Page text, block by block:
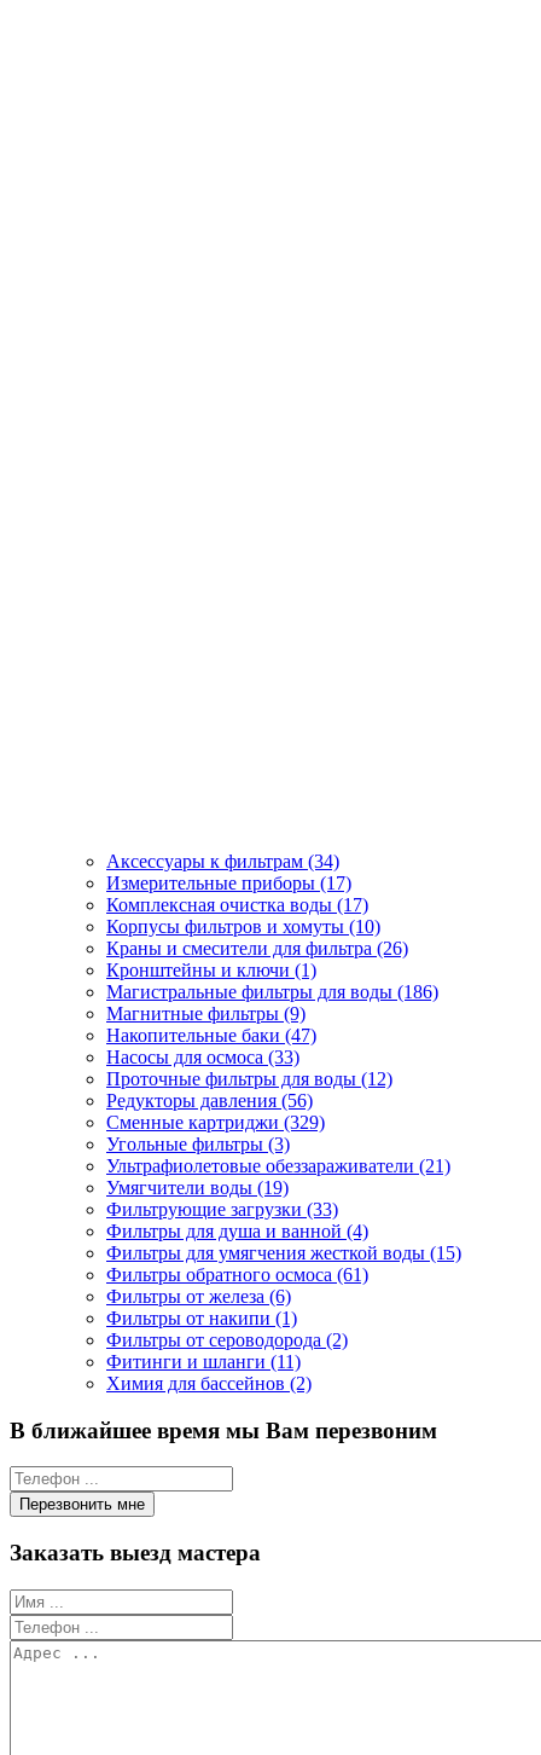
Аксессуары к фильтрам (34)
Измерительные приборы (17)
Комплексная очистка воды (17)
Корпусы фильтров и хомуты (10)
Краны и смесители для фильтра (26)
Кронштейны и ключи (1)
Магистральные фильтры для воды (186)
Магнитные фильтры (9)
Накопительные баки (47)
Насосы для осмоса (33)
Проточные фильтры для воды (12)
Редукторы давления (56)
Сменные картриджи (329)
Угольные фильтры (3)
Ультрафиолетовые обеззараживатели (21)
Умягчители воды (19)
Фильтрующие загрузки (33)
Фильтры для душа и ванной (4)
Фильтры для умягчения жесткой воды (15)
Фильтры обратного осмоса (61)
Фильтры от железа (6)
Фильтры от накипи (1)
Фильтры от сероводорода (2)
Фитинги и шланги (11)
Химия для бассейнов (2)
В ближайшее время мы Вам перезвоним
Заказать выезд мастера